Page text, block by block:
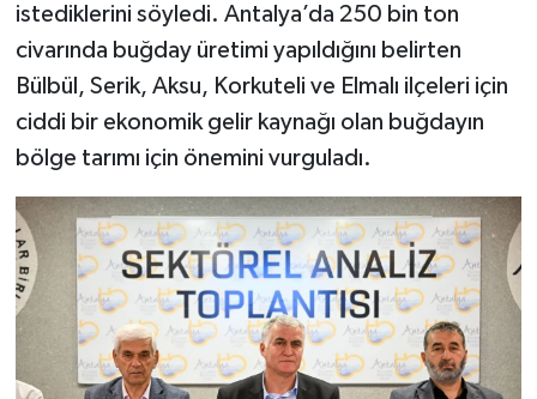
istediklerini söyledi. Antalya’da 250 bin ton
civarında buğday üretimi yapıldığını belirten
Bülbül, Serik, Aksu, Korkuteli ve Elmalı ilçeleri için
ciddi bir ekonomik gelir kaynağı olan buğdayın
bölge tarımı için önemini vurguladı.